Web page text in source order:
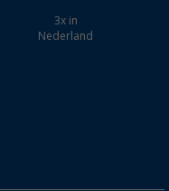
3x in
Nederland